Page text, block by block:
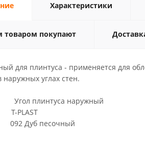
Характеристики
товаром покупают
для плинтуса - применяется для
наружных углах стен.
Угол плинтуса наружный
PLAST
Дуб песочный